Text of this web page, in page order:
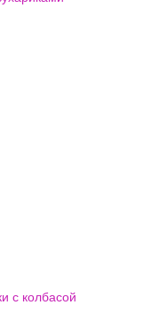
с колбасой